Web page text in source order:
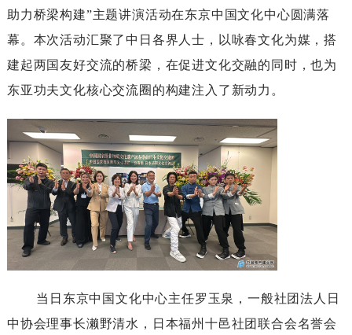
助力桥梁构建”主题讲演活动在东京中国文化中心圆满落
幕。本次活动汇聚了中日各界人士，以咏春文化为媒，搭
建起两国友好交流的桥梁，在促进文化交融的同时，也为
东亚功夫文化核心交流圈的构建注入了新动力。
当日东京中国文化中心主任罗玉泉，一般社团法人日
中协会理事长濑野清水，日本福州十邑社团联合会名誉会